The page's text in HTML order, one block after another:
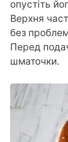
опустіть
Верхня
без
Перед
шматочки.